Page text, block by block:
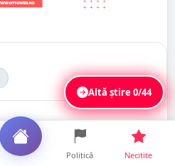
Altă știre0/44
Politică Necitite